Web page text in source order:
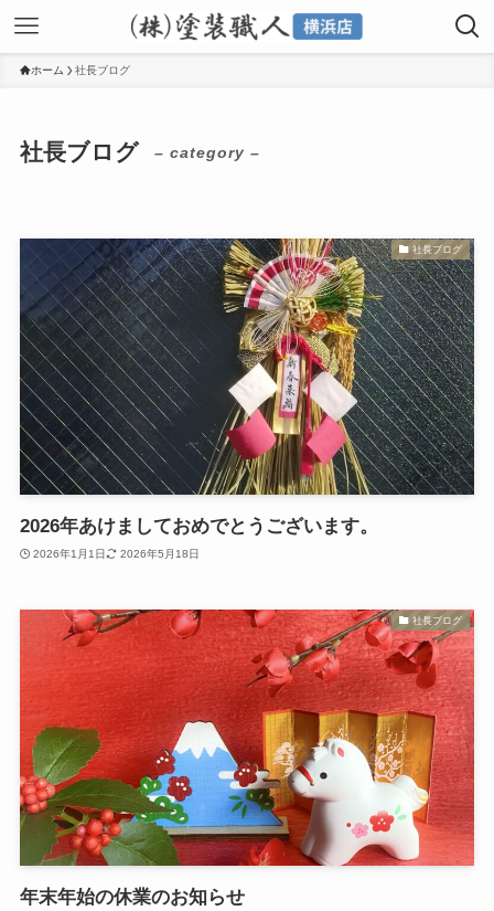
ホーム 社長ブログ
社長ブログ – category –
社長ブログ
2026年あけましておめでとうございます。
2026年1月1日 2026年5月18日
社長ブログ
年末年始の休業のお知らせ